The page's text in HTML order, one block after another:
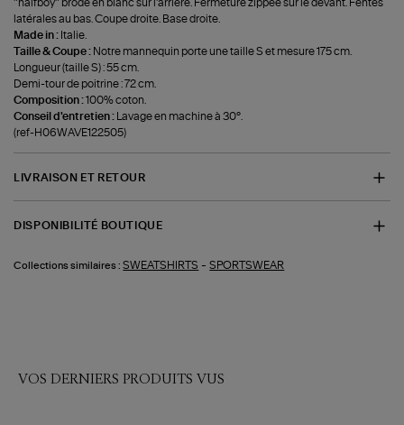
"halfboy" brodé en blanc sur l'arrière. Fermeture zippée sur le devant. Fentes
latérales au bas. Coupe droite. Base droite.
Made in : Italie.
Taille & Coupe : Notre mannequin porte une taille S et mesure 175 cm.
Longueur (taille S) : 55 cm.
Demi-tour de poitrine : 72 cm.
Composition :100% coton.
Conseil d'entretien :
Lavage en machine à 30°.
(ref-H06WAVE122505)
LIVRAISON ET RETOUR
DISPONIBILITÉ BOUTIQUE
Collections similaires : SWEATSHIRTS -SPORTSWEAR
VOS DERNIERS PRODUITS VUS